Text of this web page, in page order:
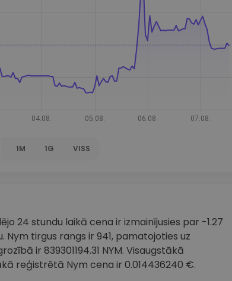
1M 1G VISS
24 stundu laikā cena ir izmainījusies par -1.27
Nym tirgus rangs ir 941, pamatojoties uz
ir 839301194.31 NYM. Visaugstākā
reģistrētā Nym cena ir 0.014436240 €.